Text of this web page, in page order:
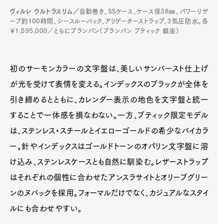
ヴィルレ ウルトラスリム／ 自動巻き、SSケース、ケース径38㎜、パワーリザ
ーブ約100時間、シースルーバック、アリゲーターストラップ、3気圧防水。各
￥1,595,000／ともにブランパン（ブランパン ブティック 銀座）
初のサーモンカラーの文字盤は、美しいサンバースト仕上げ
が光を受けて表情を変える。インデックスのブラックが全体を
引き締めるとともに、カレンダー表示の地色を文字盤と統一
することで一体感を損なわない。一方、ブティック限定モデル
は、ステンレス・スチールとイエローゴールドの希少なバイカラ
ー。針やインデックスはゴールドトーンのオパリン文字盤に溶
け込み、ステンレスケースとも自然に馴染む。レザーストラップ
はそれぞれの個性に合わせたアンスラサイトとオリーブグリー
ンのヌバックを採用。フォーマルだけでなく、カジュアルなスタイ
ルにも合わせやすい。